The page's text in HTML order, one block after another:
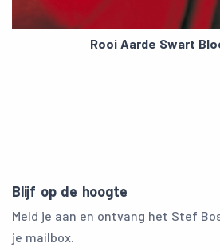
Rooi Aarde Swart
Blijf op de hoogte
Meld je aan en ontvang het Stef
je mailbox.